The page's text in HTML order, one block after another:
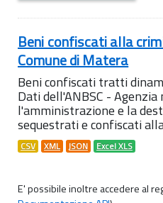
Beni confiscati alla
Comune di Matera
Beni confiscati tratti
Dati dell'ANBSC -
l'amministrazione e la
sequestrati e confiscati
CSV XML JSON Excel XLS
E' possibile inoltre accedere al